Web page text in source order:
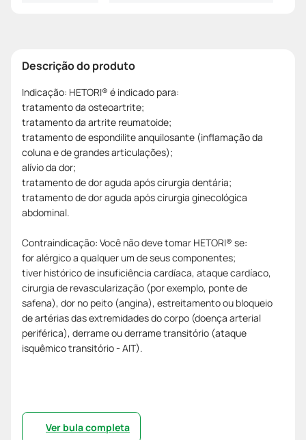
Descrição do produto
Indicação: HETORI® é indicado para:
tratamento da osteoartrite;
tratamento da artrite reumatoide;
tratamento de espondilite anquilosante (inflamação da
coluna e de grandes articulações);
alívio da dor;
tratamento de dor aguda após cirurgia dentária;
tratamento de dor aguda após cirurgia ginecológica
abdominal.
Contraindicação: Você não deve tomar HETORI® se:
for alérgico a qualquer um de seus componentes;
tiver histórico de insuficiência cardíaca, ataque cardíaco,
cirurgia de revascularização (por exemplo, ponte de
safena), dor no peito (angina), estreitamento ou bloqueio
de artérias das extremidades do corpo (doença arterial
periférica), derrame ou derrame transitório (ataque
isquêmico transitório - AIT).
Ver bula completa